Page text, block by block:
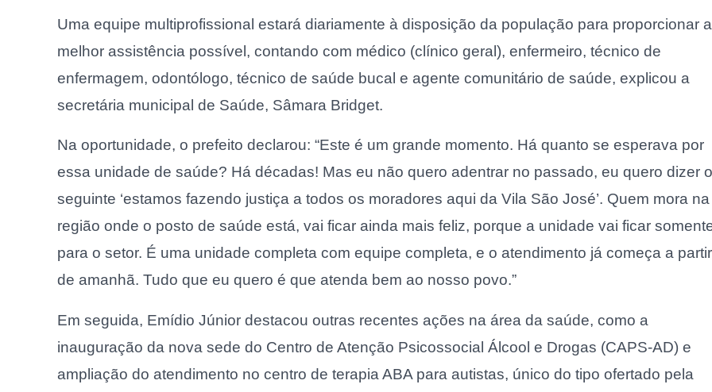
Uma equipe multiprofissional estará diariamente à disposição da população para proporcionar a
melhor assistência possível, contando com médico (clínico geral), enfermeiro, técnico de
enfermagem, odontólogo, técnico de saúde bucal e agente comunitário de saúde, explicou a
secretária municipal de Saúde, Sâmara Bridget.
Na oportunidade, o prefeito declarou: “Este é um grande momento. Há quanto se esperava por
essa unidade de saúde? Há décadas! Mas eu não quero adentrar no passado, eu quero dizer o
seguinte ‘estamos fazendo justiça a todos os moradores aqui da Vila São José’. Quem mora na
região onde o posto de saúde está, vai ficar ainda mais feliz, porque a unidade vai ficar
para o setor. É uma unidade completa com equipe completa, e o atendimento já começa a partir
de amanhã. Tudo que eu quero é que atenda bem ao nosso povo.”
Em seguida, Emídio Júnior destacou outras recentes ações na área da saúde, como a
inauguração da nova sede do Centro de Atenção Psicossocial Álcool e Drogas (CAPS-AD) e
ampliação do atendimento no centro de terapia ABA para autistas, único do tipo ofertado pela